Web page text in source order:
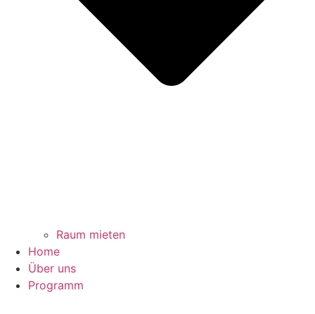
Raum mieten
Home
Über uns
Programm